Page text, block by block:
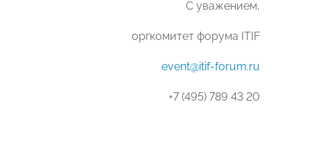
С уважением,
оргкомитет форума ITIF
event@itif-forum.ru
+7 (495) 789 43 20